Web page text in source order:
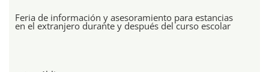
Feria de información y asesoramiento para estancias
en el extranjero durante y después del curso escolar